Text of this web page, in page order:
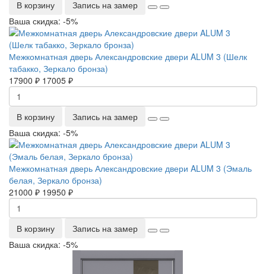
В корзину
Запись на замер
Ваша скидка: -5%
Межкомнатная дверь Александровские двери ALUM 3 (Шелк
табакко, Зеркало бронза)
17900 ₽ 17005 ₽
В корзину
Запись на замер
Ваша скидка: -5%
Межкомнатная дверь Александровские двери ALUM 3 (Эмаль
белая, Зеркало бронза)
21000 ₽ 19950 ₽
В корзину
Запись на замер
Ваша скидка: -5%